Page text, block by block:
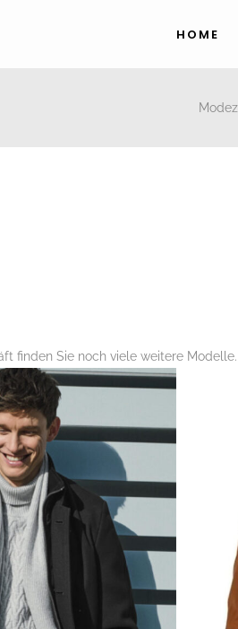
HOME
finden Sie noch viele weitere Modelle.